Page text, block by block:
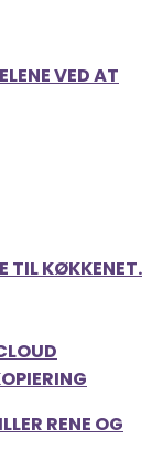
VED AT
TIL KØKKENET.
RENE OG